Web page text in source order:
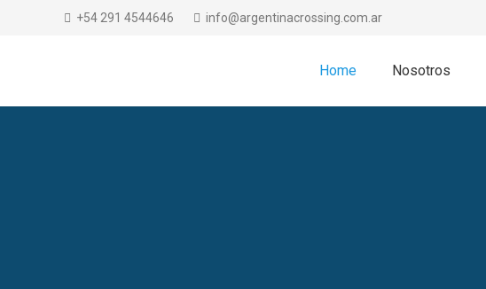
+54 291 4544646 info@argentinacrossing.com.ar
Home Nosotros